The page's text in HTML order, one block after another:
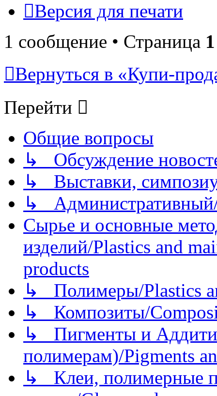
Версия для печати
1 сообщение • Страница 1
Вернуться в «Купи-
Перейти
Общие вопросы
↳ Обсуждение
↳ Выставки,
↳
Сырье и основные
изделий/Plastics and
products
↳ Полимеры/Plastics
↳ Композиты/
↳ Пигменты и
полимерам)/Pigments
↳ Клеи, полимерные